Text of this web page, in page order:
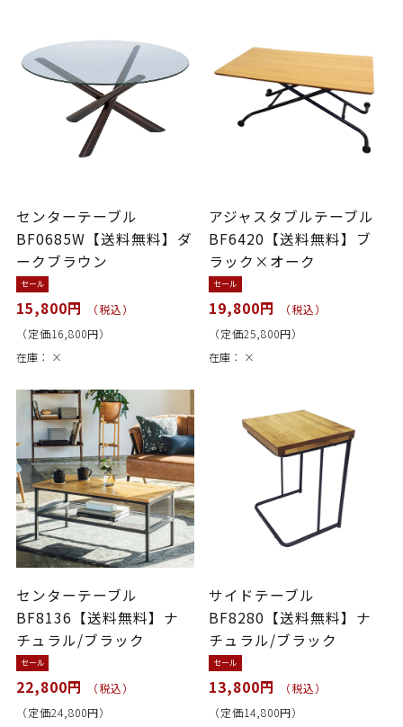
センターテーブル
BF0685W【送料無料】ダ
ークブラウン
セール
15,800円
（税込）
（定価16,800円）
在庫： ×
アジャスタブルテーブル
BF6420【送料無料】ブ
ラック×オーク
セール
19,800円
（税込）
（定価25,800円）
在庫： ×
センターテーブル
BF8136【送料無料】ナ
チュラル/ブラック
セール
22,800円
（税込）
（定価24,800円）
サイドテーブル
BF8280【送料無料】ナ
チュラル/ブラック
セール
13,800円
（税込）
（定価14,800円）